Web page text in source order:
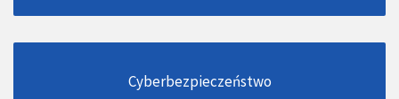
Cyberbezpieczeństwo